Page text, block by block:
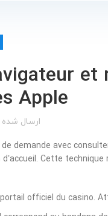
Apple
ارسال
demande avec
Cette
officiel du casino.